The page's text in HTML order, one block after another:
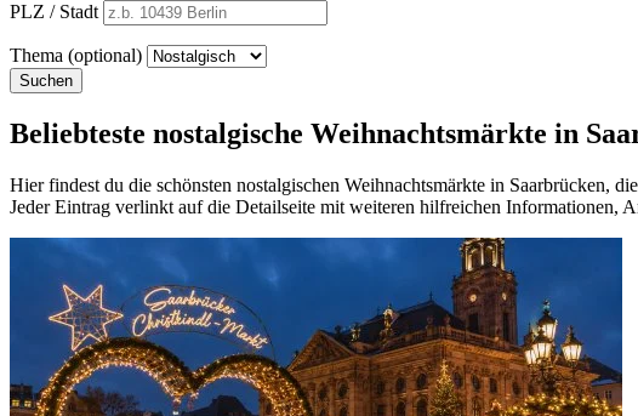
PLZ / Stadt
Thema (optional)
Suchen
Beliebteste nostalgische Weihnachtsmärkte in
Hier findest du die schönsten nostalgischen Weihnachtsmärkte in Saarbrücken,
Jeder Eintrag verlinkt auf die Detailseite mit weiteren hilfreichen Informationen,